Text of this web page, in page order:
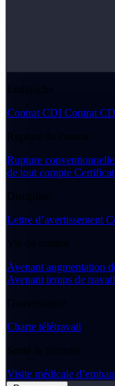
Embauche
Contrat CDI Contrat
Rupture du contrat
Rupture conventionnelle
de tout compte
Discipline
Lettre d’avertissement
Vie du contrat
Avenant augmentation
Avenant temps de travail
Gouvernance
Charte télétravail
Santé & Sécurité
Visite médicale